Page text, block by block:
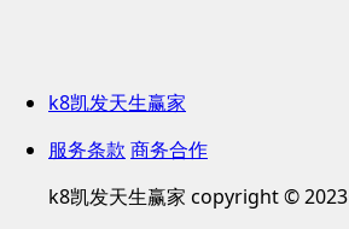
k8凯发天生赢家
服务条款 商务合作
k8凯发天生赢家 copyright ©